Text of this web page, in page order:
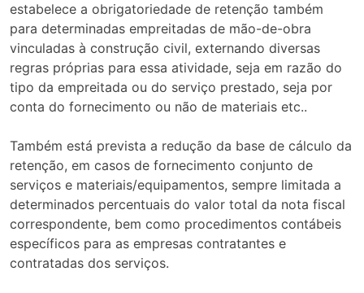
estabelece a obrigatoriedade de retenção também
para determinadas empreitadas de mão-de-obra
vinculadas à construção civil, externando diversas
regras próprias para essa atividade, seja em razão do
tipo da empreitada ou do serviço prestado, seja por
conta do fornecimento ou não de materiais etc..
Também está prevista a redução da base de cálculo da
retenção, em casos de fornecimento conjunto de
serviços e materiais/equipamentos, sempre limitada a
determinados percentuais do valor total da nota fiscal
correspondente, bem como procedimentos contábeis
específicos para as empresas contratantes e
contratadas dos serviços.